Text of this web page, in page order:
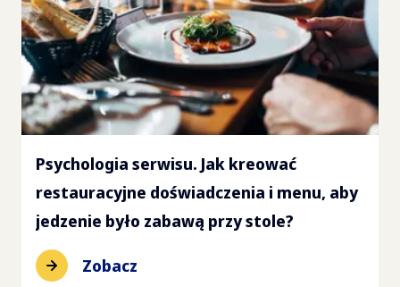
Psychologia serwisu. Jak kreować
restauracyjne doświadczenia i menu, aby
jedzenie było zabawą przy stole?
Zobacz